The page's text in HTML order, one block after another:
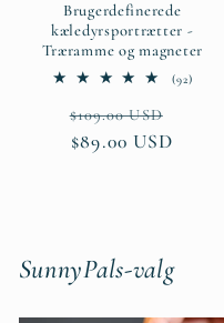
Brugerdefinerede
kæledyrsportrætter -
Træramme og magneter
(92)92
Normalpris
$109.00 USD
$89.00 USD
SunnyPals-valg